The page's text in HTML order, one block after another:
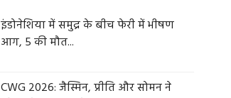
इंडोनेशिया में समुद्र के बीच फेरी में भीषण
आग, 5 की मौत...
CWG 2026: जैस्मिन, प्रीति और सोमन ने